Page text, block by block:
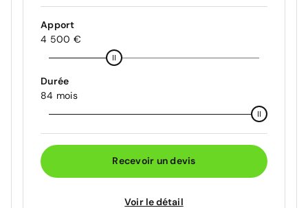
Apport
4 500 €
Durée
84 mois
Recevoir un devis
Voir le détail